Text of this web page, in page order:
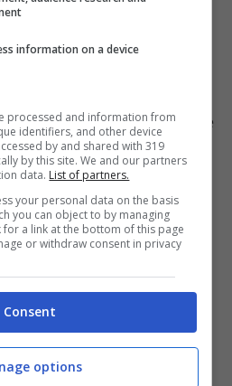
aggiungo la crema dorata e
a fuoco
inserisce aria e
della pasta, legandola
al condimento. Impiatto a
le mandorle croccanti, il
fresco e le foglioline di
perfetto tra cremosità,
croccantezza.
information on a device
processed and information from
identifiers, and other device
by and shared with 319
by this site. We and our partners
data. List of partners.
your personal data on the basis
you can object to by managing
a link at the bottom of this page
or withdraw consent in privacy
Consent
options